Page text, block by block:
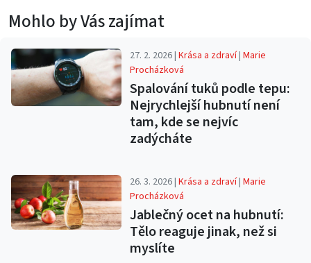
Mohlo by Vás zajímat
27. 2. 2026 |Krása a zdraví|Marie
Procházková
Spalování tuků podle tepu:
Nejrychlejší hubnutí není
tam, kde se nejvíc
zadýcháte
26. 3. 2026 |Krása a zdraví|Marie
Procházková
Jablečný ocet na hubnutí:
Tělo reaguje jinak, než si
myslíte